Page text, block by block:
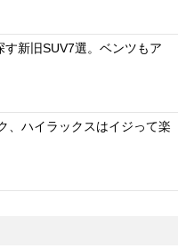
新旧SUV7選。ベンツもア
、ハイラックスはイジって楽